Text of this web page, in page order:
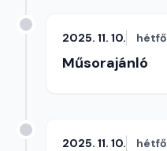
2025. 11. 10. hétfő
Műsorajánló
2025. 11. 10. hétfő